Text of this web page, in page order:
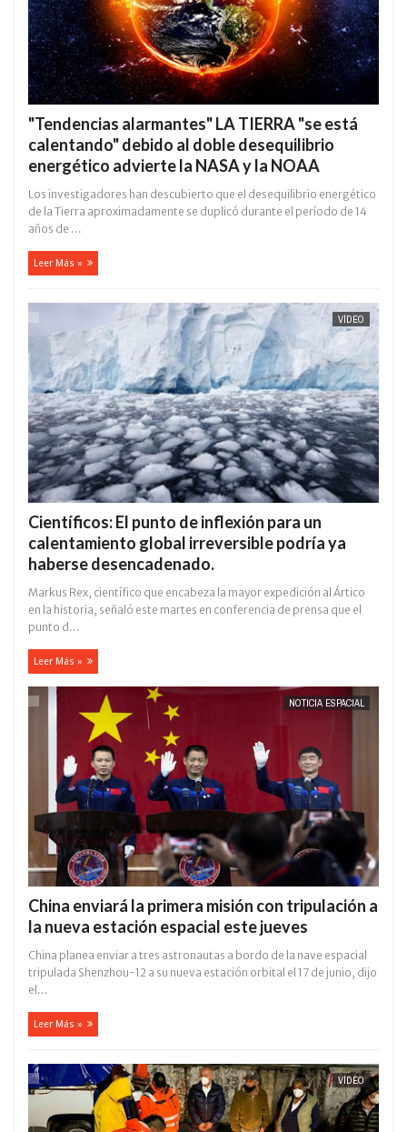
"Tendencias alarmantes" LA TIERRA "se está
calentando" debido al doble desequilibrio
energético advierte la NASA y la NOAA
Los investigadores han descubierto que el desequilibrio energético
de la Tierra aproximadamente se duplicó durante el período de 14
años de ...
Leer Más »
VÍDEO
Científicos: El punto de inflexión para un
calentamiento global irreversible podría ya
haberse desencadenado.
Markus Rex, científico que encabeza la mayor expedición al Ártico
en la historia, señaló este martes en conferencia de prensa que el
punto d...
Leer Más »
NOTICIA ESPACIAL
China enviará la primera misión con tripulación a
la nueva estación espacial este jueves
China planea enviar a tres astronautas a bordo de la nave espacial
tripulada Shenzhou-12 a su nueva estación orbital el 17 de junio, dijo
el...
Leer Más »
VÍDEO